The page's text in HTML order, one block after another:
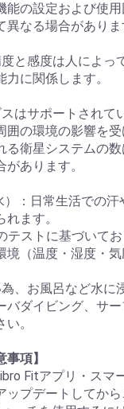
能の設定および使
なる場合がありま
と感度は人によっ
に関係します。
はサポートされて
囲の環境の影響を
る衛星システムの
あります。
：日常生活での汗
ます。
テストに基づいてお
境（温度・湿度・
、お風呂など水に
バダイビング、サ
。
事項】
Fitアプリ・スマ
プデートしてから